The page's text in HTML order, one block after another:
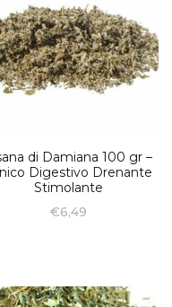
di Damiana 100 gr –
Digestivo Drenante
Stimolante
€6,49